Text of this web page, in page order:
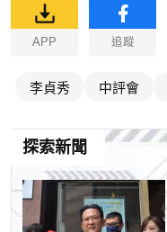
APP 追蹤
李貞秀 中評會
探索新聞